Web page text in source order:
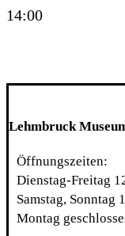
14:00
Lehmbruck
Öffnungszeiten:
Dienstag-Freitag
Samstag, Sonntag
Montag